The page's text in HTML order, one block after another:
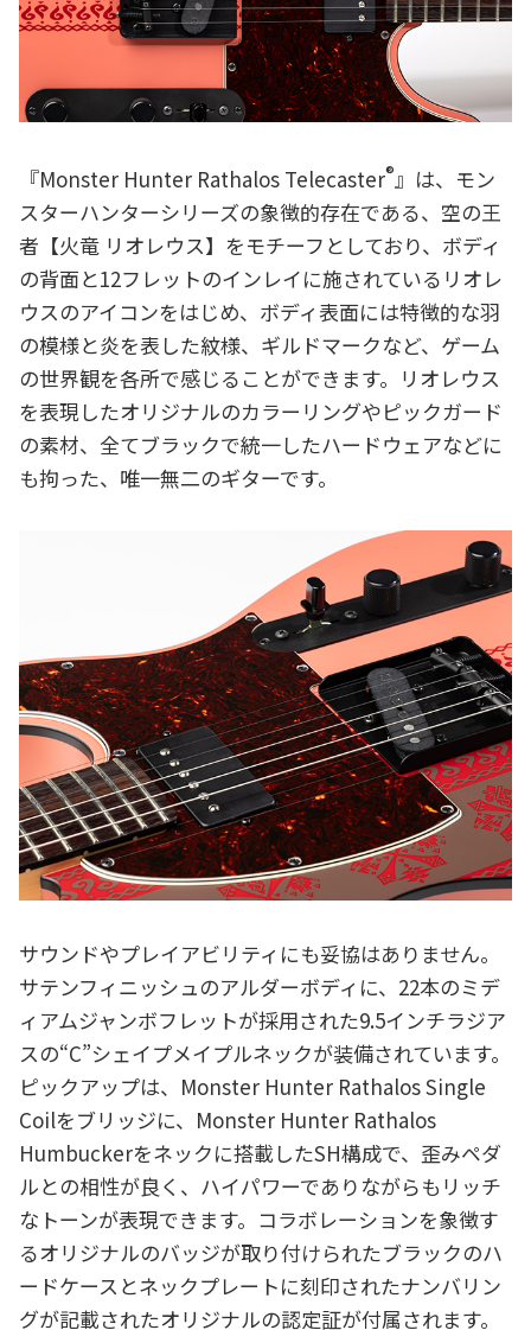
『Monster Hunter Rathalos Telecaster® 』は、モン
スターハンターシリーズの象徴的存在である、空の王
者【火竜 リオレウス】をモチーフとしており、ボディ
の背面と12フレットのインレイに施されているリオレ
ウスのアイコンをはじめ、ボディ表面には特徴的な羽
の模様と炎を表した紋様、ギルドマークなど、ゲーム
の世界観を各所で感じることができます。リオレウス
を表現したオリジナルのカラーリングやピックガード
の素材、全てブラックで統一したハードウェアなどに
も拘った、唯一無二のギターです。
サウンドやプレイアビリティにも妥協はありません。
サテンフィニッシュのアルダーボディに、22本のミデ
ィアムジャンボフレットが採用された9.5インチラジア
スの“C”シェイプメイプルネックが装備されています。
ピックアップは、Monster Hunter Rathalos Single
Coilをブリッジに、Monster Hunter Rathalos
Humbuckerをネックに搭載したSH構成で、歪みペダ
ルとの相性が良く、ハイパワーでありながらもリッチ
なトーンが表現できます。コラボレーションを象徴す
るオリジナルのバッジが取り付けられたブラックのハ
ードケースとネックプレートに刻印されたナンバリン
グが記載されたオリジナルの認定証が付属されます。